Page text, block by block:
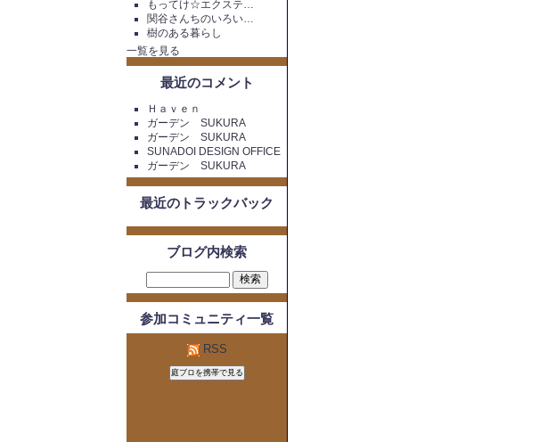
もってけ☆エクステ…
関谷さんちのいろい…
樹のある暮らし
一覧を見る
最近のコメント
Ｈａｖｅｎ
ガーデン SUKURA
ガーデン SUKURA
SUNADOI DESIGN OFFICE
ガーデン SUKURA
最近のトラックバック
ブログ内検索
参加コミュニティ一覧
RSS